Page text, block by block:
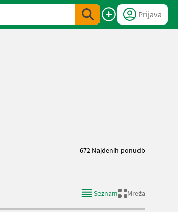
Prijava
672 Najdenih ponudb
Seznam
Mreža